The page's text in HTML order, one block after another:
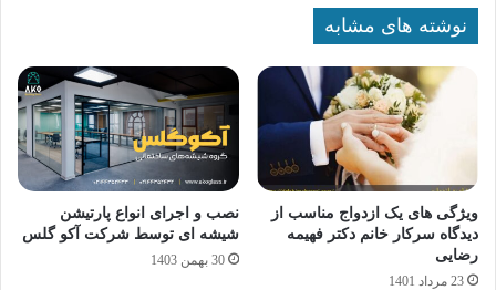
نوشته های مشابه
ویژگی های یک ازدواج مناسب از
دیدگاه سرکار خانم دکتر فهیمه
رضایی
23 مرداد 1401
نصب و اجرای انواع پارتیشن
شیشه ای توسط شرکت آکو گلس
30 بهمن 1403